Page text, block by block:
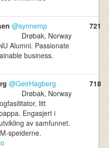
@synnemp
Drøbak, Norway
Alumni. Passionate
business.
721
@GeirHagberg
Drøbak, Norway
litt
Engasjert i
av samfunnet.
speiderne.
718